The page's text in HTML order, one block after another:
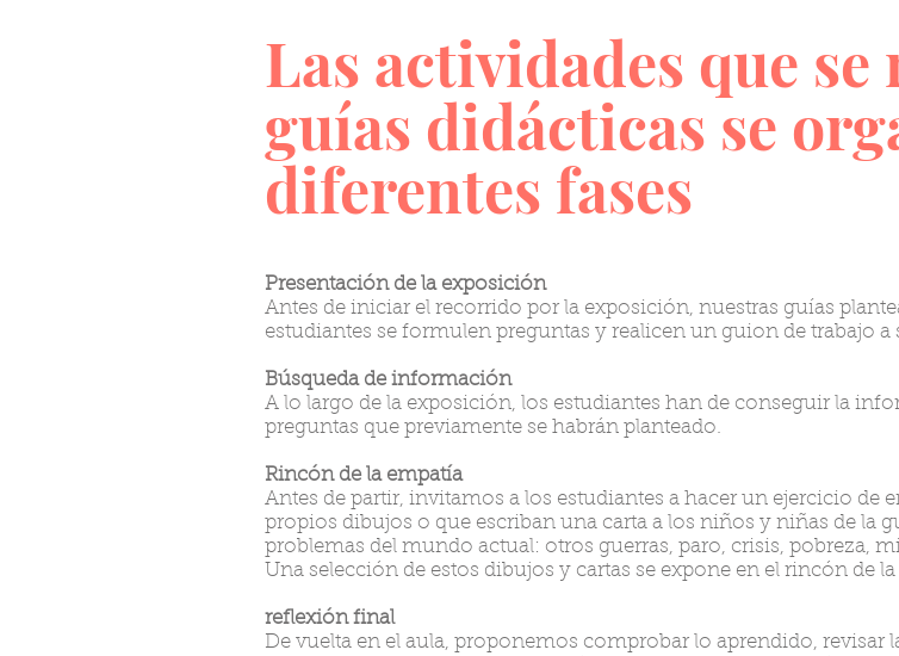
Las actividades que se
guías didácticas se
diferentes fases
Presentación de la exposición
Antes de iniciar el recorrido por la exposición, nuestras guías
estudiantes se formulen preguntas y realicen un guion de trabajo a
Búsqueda de información
A lo largo de la exposición, los estudiantes han de conseguir la
preguntas que previamente se habrán planteado.
Rincón de la empatía
Antes de partir, invitamos a los estudiantes a hacer un ejercicio de
propios dibujos o que escriban una carta a los niños y niñas de la
problemas del mundo actual: otros guerras, paro, crisis, pobreza,
Una selección de estos dibujos y cartas se expone en el rincón de
reflexión final
De vuelta en el aula, proponemos comprobar lo aprendido, revisar